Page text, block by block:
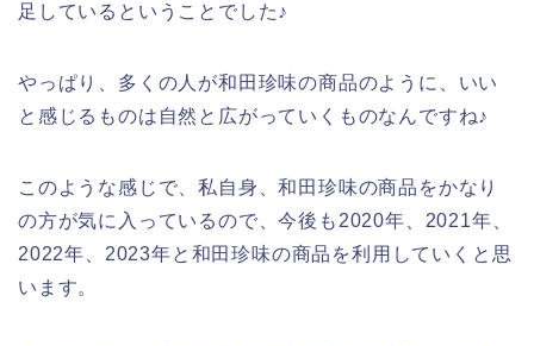
足しているということでした♪
やっぱり、多くの人が和田珍味の商品のように、いい
と感じるものは自然と広がっていくものなんですね♪
このような感じで、私自身、和田珍味の商品をかなり
の方が気に入っているので、今後も2020年、2021年、
2022年、2023年と和田珍味の商品を利用していくと思
います。